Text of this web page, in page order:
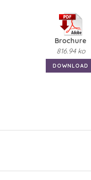
Brochure
816.94 ko
DOWNLOAD